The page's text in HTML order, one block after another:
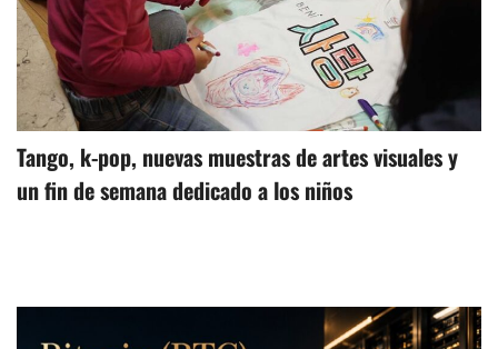
Tango, k-pop, nuevas muestras de artes visuales y
un fin de semana dedicado a los niños